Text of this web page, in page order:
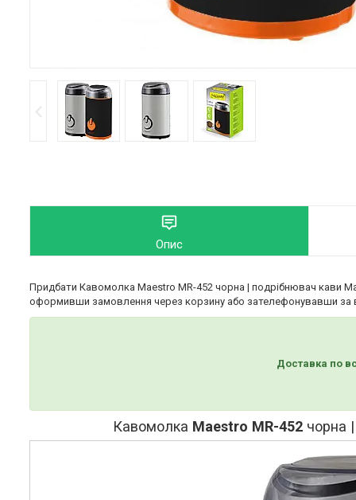
Опис
Придбати Кавомолка Maestro MR-452 чорна | подрібнювач кави
оформивши замовлення через корзину або зателефонувавши за
Доставка по
Кавомолка Maestro MR-452чорна |